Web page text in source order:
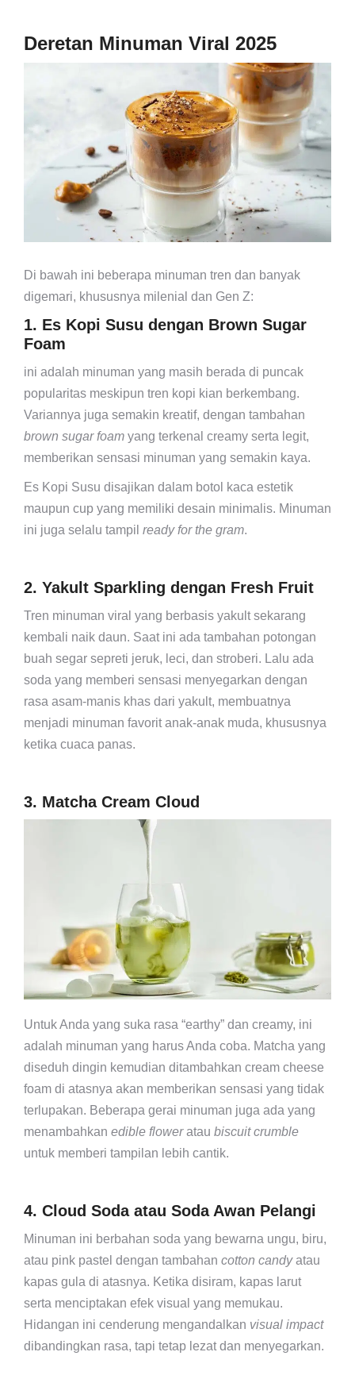
Deretan Minuman Viral 2025
Di bawah ini beberapa minuman tren dan banyak
digemari, khususnya milenial dan Gen Z:
1. Es Kopi Susu dengan Brown Sugar
Foam
ini adalah minuman yang masih berada di puncak
popularitas meskipun tren kopi kian berkembang.
Variannya juga semakin kreatif, dengan tambahan
brown sugar foam yang terkenal creamy serta legit,
memberikan sensasi minuman yang semakin kaya.
Es Kopi Susu disajikan dalam botol kaca estetik
maupun cup yang memiliki desain minimalis. Minuman
ini juga selalu tampil ready for the gram.
2. Yakult Sparkling dengan Fresh Fruit
Tren minuman viral yang berbasis yakult sekarang
kembali naik daun. Saat ini ada tambahan potongan
buah segar sepreti jeruk, leci, dan stroberi. Lalu ada
soda yang memberi sensasi menyegarkan dengan
rasa asam-manis khas dari yakult, membuatnya
menjadi minuman favorit anak-anak muda, khususnya
ketika cuaca panas.
3. Matcha Cream Cloud
Untuk Anda yang suka rasa “earthy” dan creamy, ini
adalah minuman yang harus Anda coba. Matcha yang
diseduh dingin kemudian ditambahkan cream cheese
foam di atasnya akan memberikan sensasi yang tidak
terlupakan. Beberapa gerai minuman juga ada yang
menambahkan edible floweratau biscuit crumble
untuk memberi tampilan lebih cantik.
4. Cloud Soda atau Soda Awan Pelangi
Minuman ini berbahan soda yang bewarna ungu, biru,
atau pink pastel dengan tambahan cotton candyatau
kapas gula di atasnya. Ketika disiram, kapas larut
serta menciptakan efek visual yang memukau.
Hidangan ini cenderung mengandalkan visual impact
dibandingkan rasa, tapi tetap lezat dan menyegarkan.